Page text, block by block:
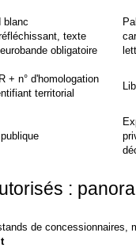
blanc
texte
obligatoire
+ n° d'homologation
territorial
:
de concessionnaires,